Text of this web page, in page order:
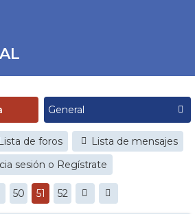
Lista de foros
Lista de mensajes
sesión o Regístrate
50 51 52